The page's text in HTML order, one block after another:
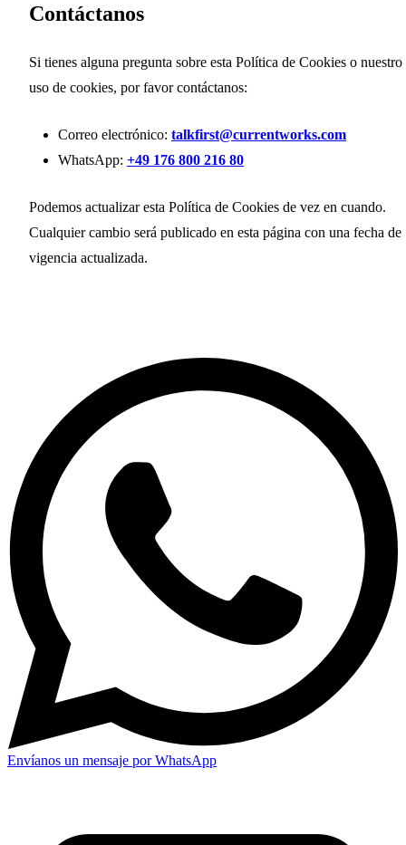
Contáctanos
Si tienes alguna pregunta sobre esta Política de Cookies o nuestro
uso de cookies, por favor contáctanos:
Correo electrónico: talkfirst@currentworks.com
WhatsApp: +49 176 800 216 80
Podemos actualizar esta Política de Cookies de vez en cuando.
Cualquier cambio será publicado en esta página con una fecha de
vigencia actualizada.
Envíanos un mensaje por WhatsApp